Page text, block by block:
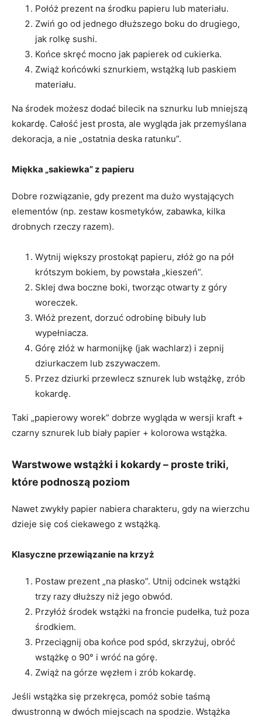
Połóż prezent na środku papieru lub materiału.
Zwiń go od jednego dłuższego boku do drugiego,
jak rolkę sushi.
Końce skręć mocno jak papierek od cukierka.
Zwiąż końcówki sznurkiem, wstążką lub paskiem
materiału.
Na środek możesz dodać bilecik na sznurku lub mniejszą
kokardę. Całość jest prosta, ale wygląda jak przemyślana
dekoracja, a nie „ostatnia deska ratunku”.
Miękka „sakiewka” z papieru
Dobre rozwiązanie, gdy prezent ma dużo wystających
elementów (np. zestaw kosmetyków, zabawka, kilka
drobnych rzeczy razem).
Wytnij większy prostokąt papieru, złóż go na pół
krótszym bokiem, by powstała „kieszeń”.
Sklej dwa boczne boki, tworząc otwarty z góry
woreczek.
Włóż prezent, dorzuć odrobinę bibuły lub
wypełniacza.
Górę złóż w harmonijkę (jak wachlarz) i zepnij
dziurkaczem lub zszywaczem.
Przez dziurki przewlecz sznurek lub wstążkę, zrób
kokardę.
Taki „papierowy worek” dobrze wygląda w wersji kraft +
czarny sznurek lub biały papier + kolorowa wstążka.
Warstwowe wstążki i kokardy – proste triki,
które podnoszą poziom
Nawet zwykły papier nabiera charakteru, gdy na wierzchu
dzieje się coś ciekawego z wstążką.
Klasyczne przewiązanie na krzyż
Postaw prezent „na płasko”. Utnij odcinek wstążki
trzy razy dłuższy niż jego obwód.
Przyłóż środek wstążki na froncie pudełka, tuż poza
środkiem.
Przeciągnij oba końce pod spód, skrzyżuj, obróć
wstążkę o 90° i wróć na górę.
Zwiąż na górze węzłem i zrób kokardę.
Jeśli wstążka się przekręca, pomóż sobie taśmą
dwustronną w dwóch miejscach na spodzie. Wstążka